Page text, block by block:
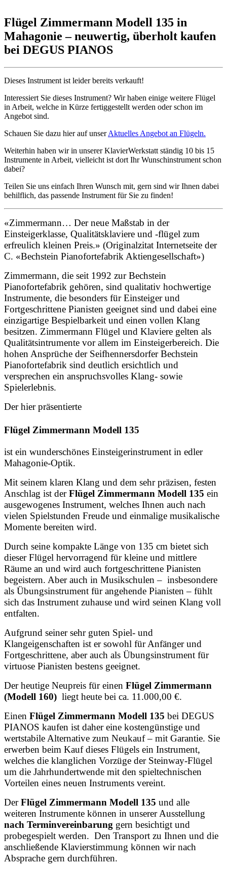
Flügel Zimmermann Modell 135 in
Mahagonie – neuwertig, überholt kaufen
bei DEGUS PIANOS
Dieses Instrument ist leider bereits verkauft!
Interessiert Sie dieses Instrument? Wir haben einige weitere Flügel
in Arbeit, welche in Kürze fertiggestellt werden oder schon im
Angebot sind.
Schauen Sie dazu hier auf unserAktuelles Angebot an Flügeln.
Weiterhin haben wir in unserer KlavierWerkstatt ständig 10 bis 15
Instrumente in Arbeit, vielleicht ist dort Ihr Wunschinstrument schon
dabei?
Teilen Sie uns einfach Ihren Wunsch mit, gern sind wir Ihnen dabei
behilflich, das passende Instrument für Sie zu finden!
«Zimmermann… Der neue Maßstab in der
Einsteigerklasse, Qualitätsklaviere und -flügel zum
erfreulich kleinen Preis.» (Originalzitat Internetseite der
C. «Bechstein Pianofortefabrik Aktiengesellschaft»)
Zimmermann, die seit 1992 zur Bechstein
Pianofortefabrik gehören, sind qualitativ hochwertige
Instrumente, die besonders für Einsteiger und
Fortgeschrittene Pianisten geeignet sind und dabei eine
einzigartige Bespielbarkeit und einen vollen Klang
besitzen. Zimmermann Flügel und Klaviere gelten als
Qualitätsintrumente vor allem im Einsteigerbereich. Die
hohen Ansprüche der Seifhennersdorfer Bechstein
Pianofortefabrik sind deutlich ersichtlich und
versprechen ein anspruchsvolles Klang- sowie
Spielerlebnis.
Der hier präsentierte
Flügel Zimmermann Modell 135
ist ein wunderschönes Einsteigerinstrument in edler
Mahagonie-Optik.
Mit seinem klaren Klang und dem sehr präzisen, festen
Anschlag ist derFlügel Zimmermann Modell 135 ein
ausgewogenes Instrument, welches Ihnen auch nach
vielen Spielstunden Freude und einmalige musikalische
Momente bereiten wird.
Durch seine kompakte Länge von 135 cm bietet sich
dieser Flügel hervorragend für kleine und mittlere
Räume an und wird auch fortgeschrittene Pianisten
begeistern. Aber auch in Musikschulen – insbesondere
als Übungsinstrument für angehende Pianisten – fühlt
sich das Instrument zuhause und wird seinen Klang voll
entfalten.
Aufgrund seiner sehr guten Spiel- und
Klangeigenschaften ist er sowohl für Anfänger und
Fortgeschrittene, aber auch als Übungsinstrument für
virtuose Pianisten bestens geeignet.
Der heutige Neupreis für einen Flügel Zimmermann
(Modell 160) liegt heute bei ca. 11.000,00 €.
Einen Flügel Zimmermann Modell 135 bei DEGUS
PIANOS kaufen ist daher eine kostengünstige und
wertstabile Alternative zum Neukauf – mit Garantie. Sie
erwerben beim Kauf dieses Flügels ein Instrument,
welches die klanglichen Vorzüge der Steinway-Flügel
um die Jahrhundertwende mit den spieltechnischen
Vorteilen eines neuen Instruments vereint.
DerFlügel Zimmermann Modell 135 und alle
weiteren Instrumente können in unserer Ausstellung
nach Terminvereinbarung gern besichtigt und
probegespielt werden. Den Transport zu Ihnen und die
anschließende Klavierstimmung können wir nach
Absprache gern durchführen.